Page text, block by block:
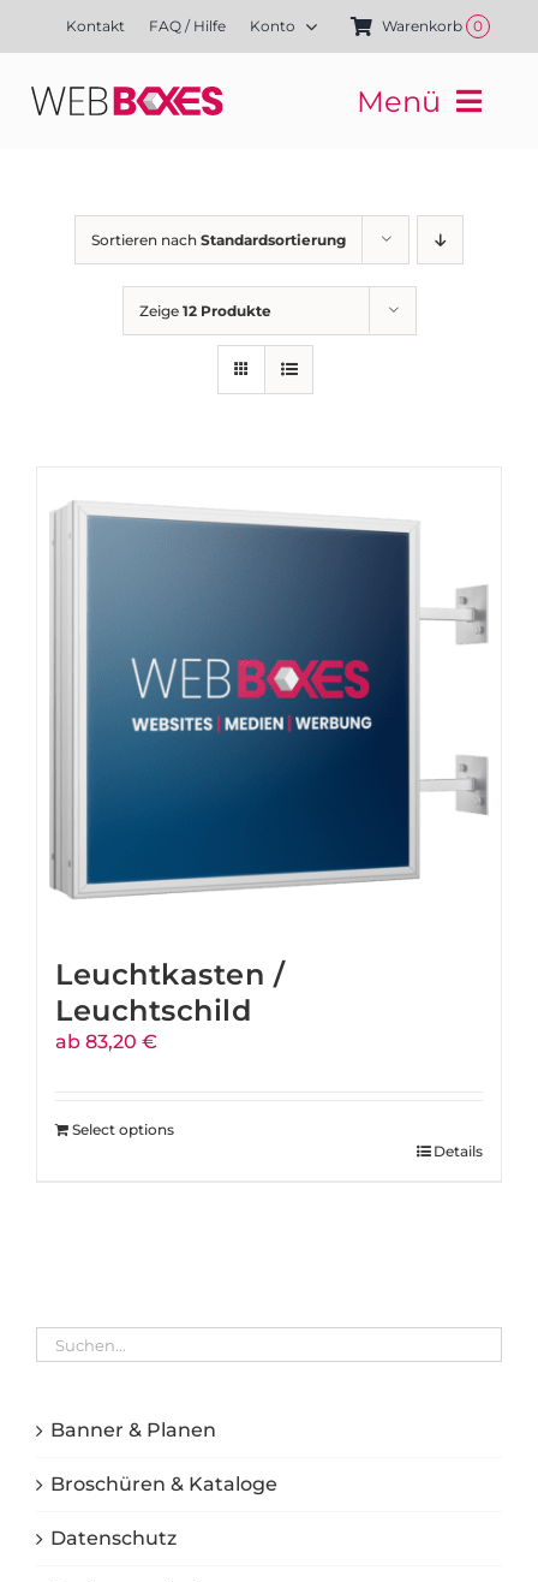
Kontakt FAQ / Hilfe Konto Warenkorb 0
Menü
Kampagnen
Referenzen
Finanzierung
Sortieren nach Standardsortierung
Zeige 12 Produkte
Leuchtkasten /
Leuchtschild
ab 83,20 €
Select options
Details
Banner & Planen
Broschüren & Kataloge
Datenschutz